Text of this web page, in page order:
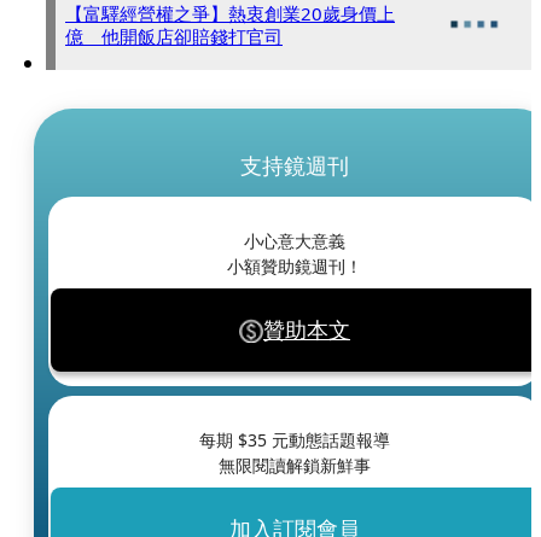
【富驛經營權之爭】熱衷創業20歲身價上
億 他開飯店卻賠錢打官司
支持鏡週刊
小心意大意義
小額贊助鏡週刊！
贊助本文
每期 $35 元動態話題報導
無限閱讀解鎖新鮮事
加入訂閱會員